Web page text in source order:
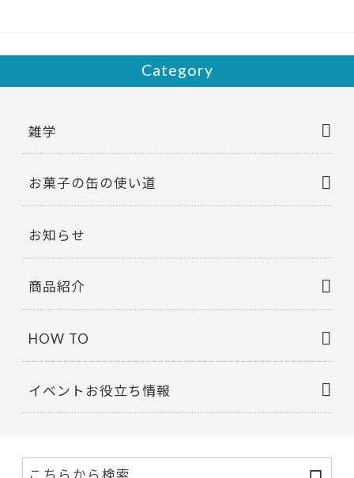
Category
雑学
お菓子の缶の使い道
お知らせ
商品紹介
HOW TO
イベントお役立ち情報